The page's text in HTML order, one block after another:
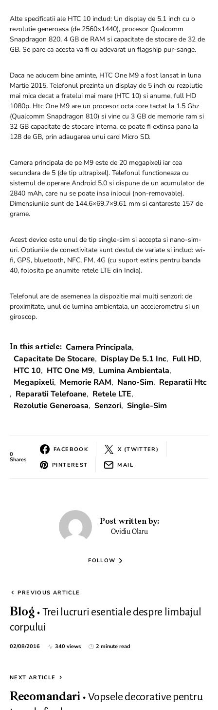
Alte specificatii ale HTC 10 includ: Un display de 5.1 inch cu o
rezolutie generoasa (de 2560×1440), procesor Qualcomm
Snapdragon 820, 4 GB de RAM si capacitate de stocare de 32 de
GB. Se pare ca acesta va fi cu adevarat un flagship pur-sange.
Daca ne aducem bine aminte, HTC One M9 a fost lansat in luna
Martie 2015. Telefonul prezinta un display de 5 inch cu rezolutie
mai mica decat a fratelui mai mare (HTC 10) si anume, full HD
1080p. Htc One M9 are un procesor octa core tactat la 1.5 Ghz
(Qualcomm Snapdragon 810) si vine cu 3 GB de memorie ram si
32 GB capacitate de stocare interna, ce poate fi extinsa pana la
128 de GB, prin adaugarea unui card Micro SD.
Camera principala de pe M9 este de 20 megapixeli iar cea
secundara de 5 (de tip ultrapixel). Telefonul functioneaza cu
sistemul de operare Android 5.0 si dispune de un acumulator de
2840 mAh, care nu se poate insa inlocui (non-removable).
Dimensiunile sunt de 144.6×69.7×9.61 mm si cantareste 157 de
grame.
Acest device este unul de tip single-sim si accepta si nano-sim-
uri. Optiunile de conectivitate sunt destul de variate si includ: wi-
fi, GPS, bluetooth, NFC, FM, 4G (cu suport extins pentru banda
40, folosita pe anumite retele LTE din India).
Telefonul are de asemenea la dispozitie mai multi senzori: de
proximitate, unul de lumina ambientala, un accelerometru si un
giroscop.
In this article: Camera Principala,
Capacitate De Stocare, Display De 5.1 Inc, Full HD,
HTC 10, HTC One M9, Lumina Ambientala,
Megapixeli, Memorie RAM, Nano-Sim, Reparatii Htc
, Reparatii Telefoane, Retele LTE,
Rezolutie Generoasa, Senzori, Single-Sim
0
Shares
FACEBOOK X (TWITTER)
PINTEREST MAIL
Post written by:
Ovidiu Olaru
FOLLOW
PREVIOUS ARTICLE
Blog
Trei lucruri esentiale despre limbajul
corpului
02/08/2016 340 views 2 minute read
NEXT ARTICLE
Recomandari
Vopsele decorative pentru